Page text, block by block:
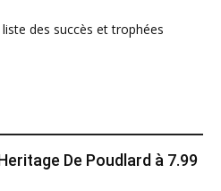
des succès et trophées
De Poudlard à 7.99